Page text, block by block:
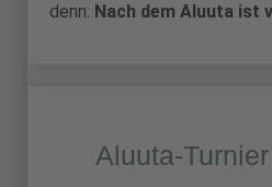
denn: Nach dem Aluuta ist
Aluuta-